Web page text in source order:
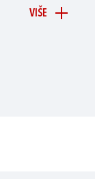
VIŠE